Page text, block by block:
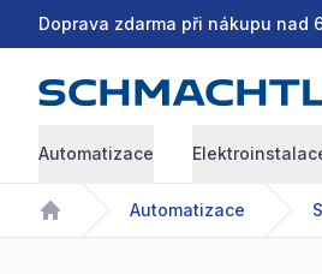
Doprava zdarma při nákupu nad
Automatizace
Home
Automatizace